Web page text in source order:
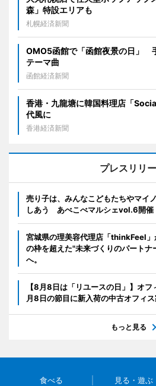
森」特設エリアも
札幌経済新聞
OMO5函館で「函館夜景の日」
テーマ曲
函館経済新聞
香港・九龍塘に韓国料理店「
代風に
香港経済新聞
プレスリリ
売り子は、みんなこどもたちやマイ
しあう あべこべマルシェvol.6開催
宮城県の理美容代理店「thinkFeel
の枠を超えた"未来づくりのパート
へ。
【8月8日は「リユースの日」】オ
月8日の節目に新入荷の中古オフィ
もっと見る
食べる 見る・遊ぶ